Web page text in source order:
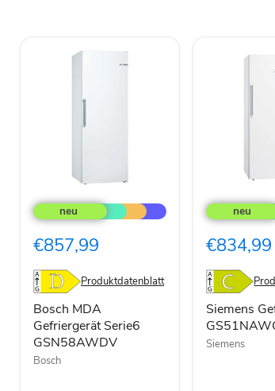
MDA
Gefriergerät
GSN58AWDV
€857,99
Produktdatenblatt
Bosch MDA
Gefriergerät Serie6
GSN58AWDV
Bosch
Gefriergerät
€834,99
Siemens
Siemens